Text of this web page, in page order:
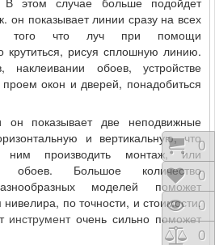
он показывает линии сразу на всех
того что луч при помощи
крутиться, рисуя сплошную линию.
наклеивании обоев, устройстве
проем окон и дверей, понадобиться
он показывает две неподвижные
и вертикальную, что
производить монтаж, или
обоев. Большое количество
моделей поможет
по точности, и стоимости.
инструменточень сильно поможет
0
0
0
0